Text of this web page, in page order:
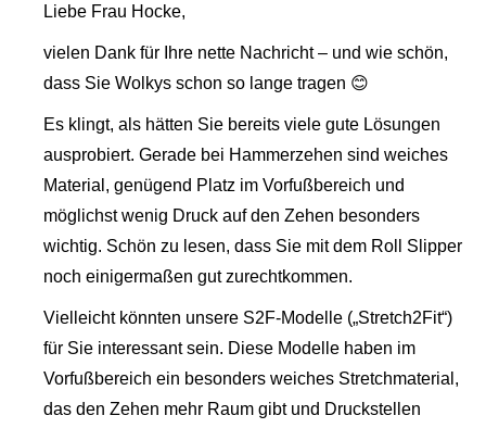
Liebe Frau Hocke,
vielen Dank für Ihre nette Nachricht – und wie schön,
dass Sie Wolkys schon so lange tragen 😊
Es klingt, als hätten Sie bereits viele gute Lösungen
ausprobiert. Gerade bei Hammerzehen sind weiches
Material, genügend Platz im Vorfußbereich und
möglichst wenig Druck auf den Zehen besonders
wichtig. Schön zu lesen, dass Sie mit dem Roll Slipper
noch einigermaßen gut zurechtkommen.
Vielleicht könnten unsere S2F-Modelle („Stretch2Fit“)
für Sie interessant sein. Diese Modelle haben im
Vorfußbereich ein besonders weiches Stretchmaterial,
das den Zehen mehr Raum gibt und Druckstellen